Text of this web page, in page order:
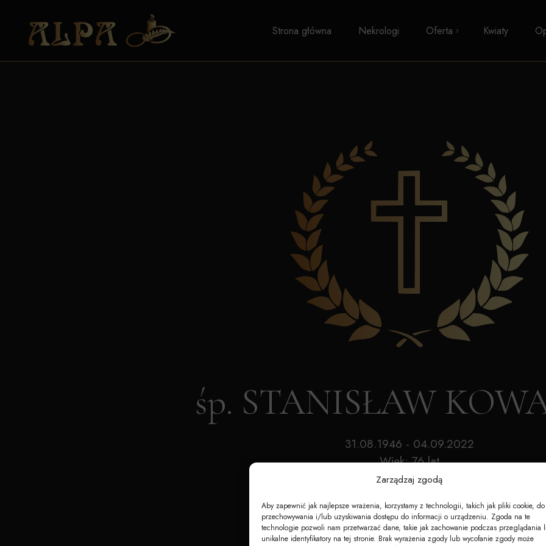
Zarządzaj zgodą
Aby zapewnić jak najlepsze wrażenia, korzystamy z technologii, takich jak pliki cookie, do
przechowywania i/lub uzyskiwania dostępu do informacji o urządzeniu. Zgoda na te
technologie pozwoli nam przetwarzać dane, takie jak zachowanie podczas przeglądania
unikalne identyfikatory na tej stronie. Brak wyrażenia zgody lub wycofanie zgody może
Strona główna Nekrologi Oferta
Pogrzeby wyznaniowe
e-Nekrologi
Kwiaty
śp. STANISŁAW
31.08.1946 - 04.09.2022
Wiek: 76 lat